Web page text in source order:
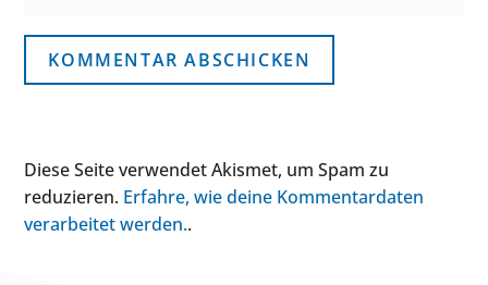
KOMMENTAR ABSCHICKEN
Diese Seite verwendet Akismet, um Spam zu
reduzieren. Erfahre, wie deine Kommentardaten
verarbeitet werden..